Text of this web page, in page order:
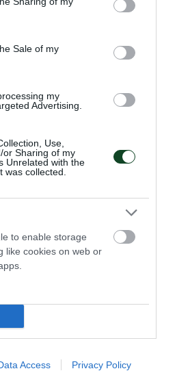
and its third-party tags to
purposes in below Google
Sale of my
my
Advertising.
Use,
or Sharing of my
Unrelated with the
was collected.
to enable storage
like cookies on web or
Access Privacy Policy
τους
Παναθηναϊκού είναι στην
Τοξοβολίας για τους